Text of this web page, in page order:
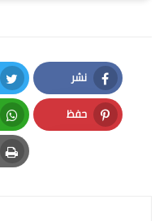
نشر
Facebook
حفظ
Pinterest